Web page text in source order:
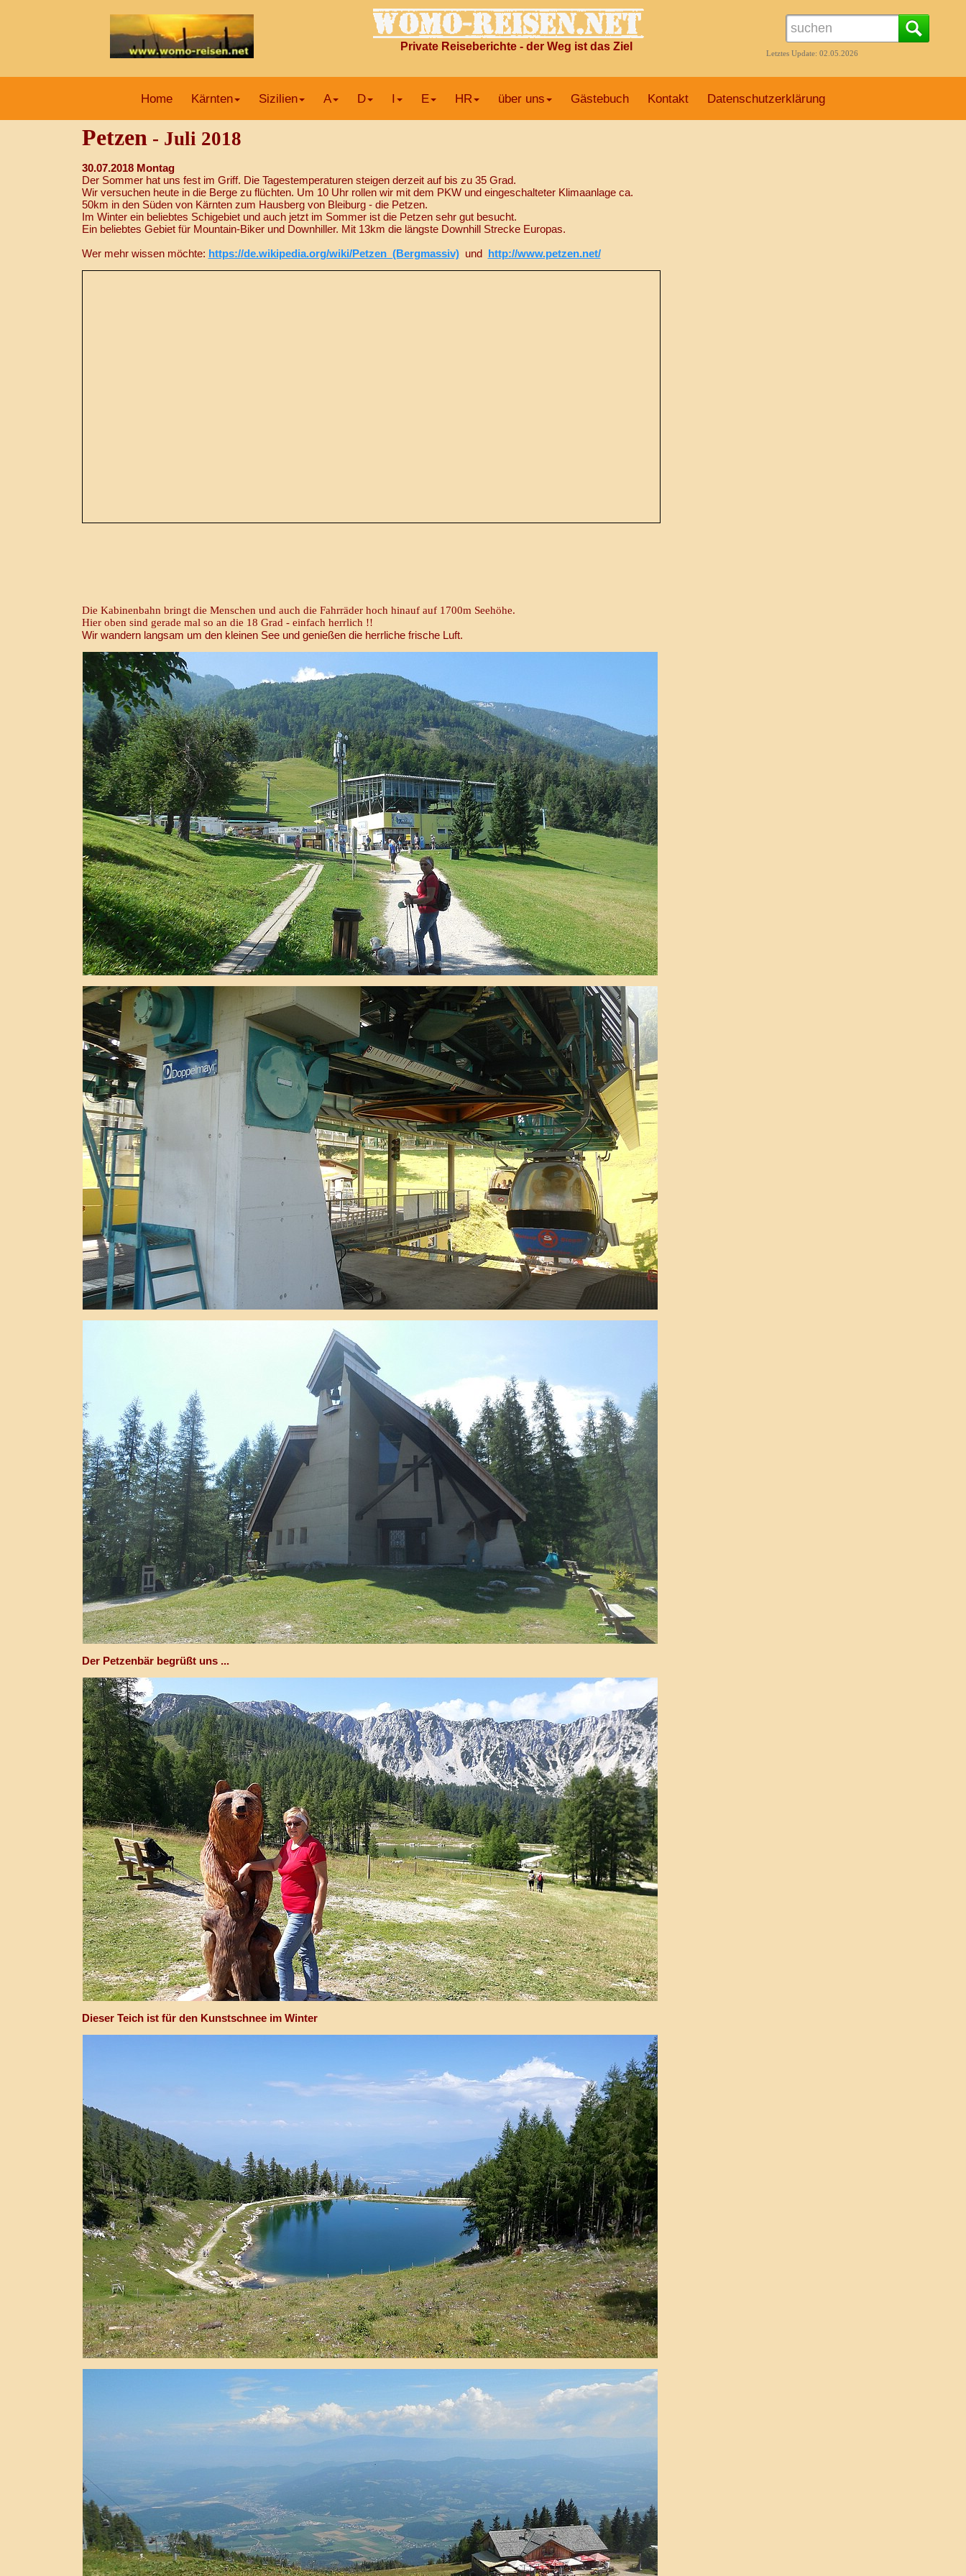
Private Reiseberichte - der Weg ist das Ziel
Letztes Update: 02.05.2026
Home Kärnten Sizilien A D I E HR über uns Gästebuch Kontakt Datenschutzerklärung
Petzen- Juli 2018
30.07.2018 Montag
Der Sommer hat uns fest im Griff. Die Tagestemperaturen steigen derzeit auf bis zu 35 Grad.
Wir versuchen heute in die Berge zu flüchten. Um 10 Uhr rollen wir mit dem PKW und eingeschalteter Klimaanlage ca.
50km in den Süden von Kärnten zum Hausberg von Bleiburg - die Petzen.
Im Winter ein beliebtes Schigebiet und auch jetzt im Sommer ist die Petzen sehr gut besucht.
Ein beliebtes Gebiet für Mountain-Biker und Downhiller. Mit 13km die längste Downhill Strecke Europas.
Wer mehr wissen möchte: https://de.wikipedia.org/wiki/Petzen_(Bergmassiv)und http://www.petzen.net/
Die Kabinenbahn bringt die Menschen und auch die Fahrräder hoch hinauf auf 1700m Seehöhe.
Hier oben sind gerade mal so an die 18 Grad - einfach herrlich !!
Wir wandern langsam um den kleinen See und genießen die herrliche frische Luft.
Der Petzenbär begrüßt uns ...
Dieser Teich ist für den Kunstschnee im Winter